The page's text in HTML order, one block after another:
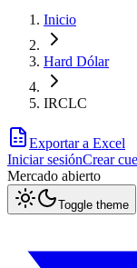
Inicio
Hard Dólar
IRCLC
Exportar a Excel
Iniciar sesiónCrear
Mercado abierto
Toggle theme